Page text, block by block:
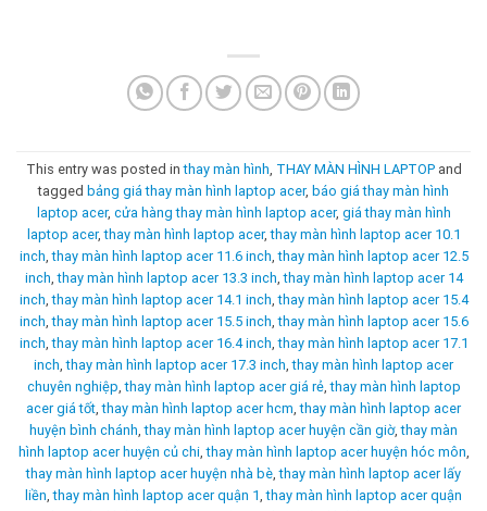
This entry was posted inthay màn hình, THAY MÀN HÌNH LAPTOPand
tagged bảng giá thay màn hình laptop acer, báo giá thay màn hình
laptop acer, cửa hàng thay màn hình laptop acer, giá thay màn hình
laptop acer,thay màn hình laptop acer,thay màn hình laptop acer 10.1
inch,thay màn hình laptop acer 11.6 inch,thay màn hình laptop acer 12.5
inch,thay màn hình laptop acer 13.3 inch,thay màn hình laptop acer 14
inch,thay màn hình laptop acer 14.1 inch,thay màn hình laptop acer 15.4
inch,thay màn hình laptop acer 15.5 inch,thay màn hình laptop acer 15.6
inch,thay màn hình laptop acer 16.4 inch,thay màn hình laptop acer 17.1
inch,thay màn hình laptop acer 17.3 inch,thay màn hình laptop acer
chuyên nghiệp,thay màn hình laptop acer giá rẻ,thay màn hình laptop
acer giá tốt,thay màn hình laptop acer hcm,thay màn hình laptop acer
huyện bình chánh,thay màn hình laptop acer huyện cần giờ,thay màn
hình laptop acer huyện củ chi,thay màn hình laptop acer huyện hóc môn,
thay màn hình laptop acer huyện nhà bè,thay màn hình laptop acer lấy
liền,thay màn hình laptop acer quận 1,thay màn hình laptop acer quận